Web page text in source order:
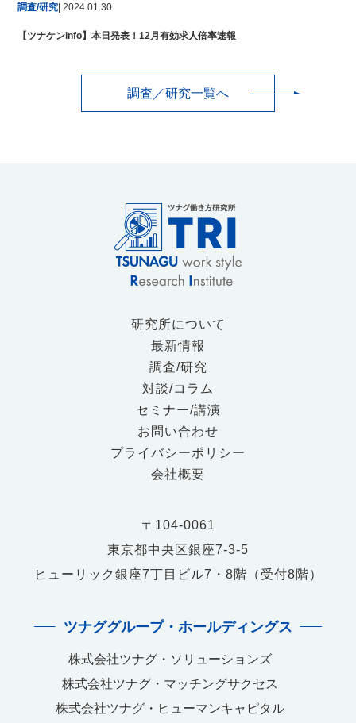
調査/研究 | 2024.01.30
【ツナケンinfo】本日発表！12月有効求人倍率速報
調査／研究一覧へ
研究所について
最新情報
調査/研究
対談/コラム
セミナー/講演
お問い合わせ
プライバシーポリシー
会社概要
〒104-0061
東京都中央区銀座7-3-5
ヒューリック銀座7丁目ビル7・8階（受付8階）
ツナググループ・ホールディングス
株式会社ツナグ・ソリューションズ
株式会社ツナグ・マッチングサクセス
株式会社ツナグ・ヒューマンキャピタル